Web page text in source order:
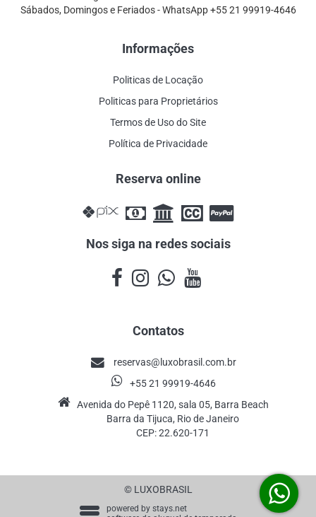
Sábados, Domingos e Feriados - WhatsApp +55 21 99919-4646
Informações
Politicas de Locação
Politicas para Proprietários
Termos de Uso do Site
Política de Privacidade
Reserva online
Nos siga na redes sociais
Contatos
reservas@luxobrasil.com.br
+55 21 99919-4646
Avenida do Pepê 1120, sala 05, Barra Beach
Barra da Tijuca, Rio de Janeiro
CEP: 22.620-171
© LUXOBRASIL
powered by stays.net